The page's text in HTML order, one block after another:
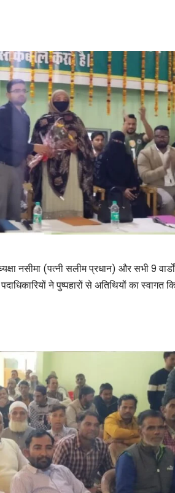
नसीमा (पत्नी सलीम प्रधान) और सभी 9 वार्डों
ने पुष्पहारों से अतिथियों का स्वागत